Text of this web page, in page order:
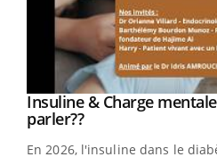
Youtube
Insuline & Charge
parler??Youtube
En 2026, l'insuline dans le